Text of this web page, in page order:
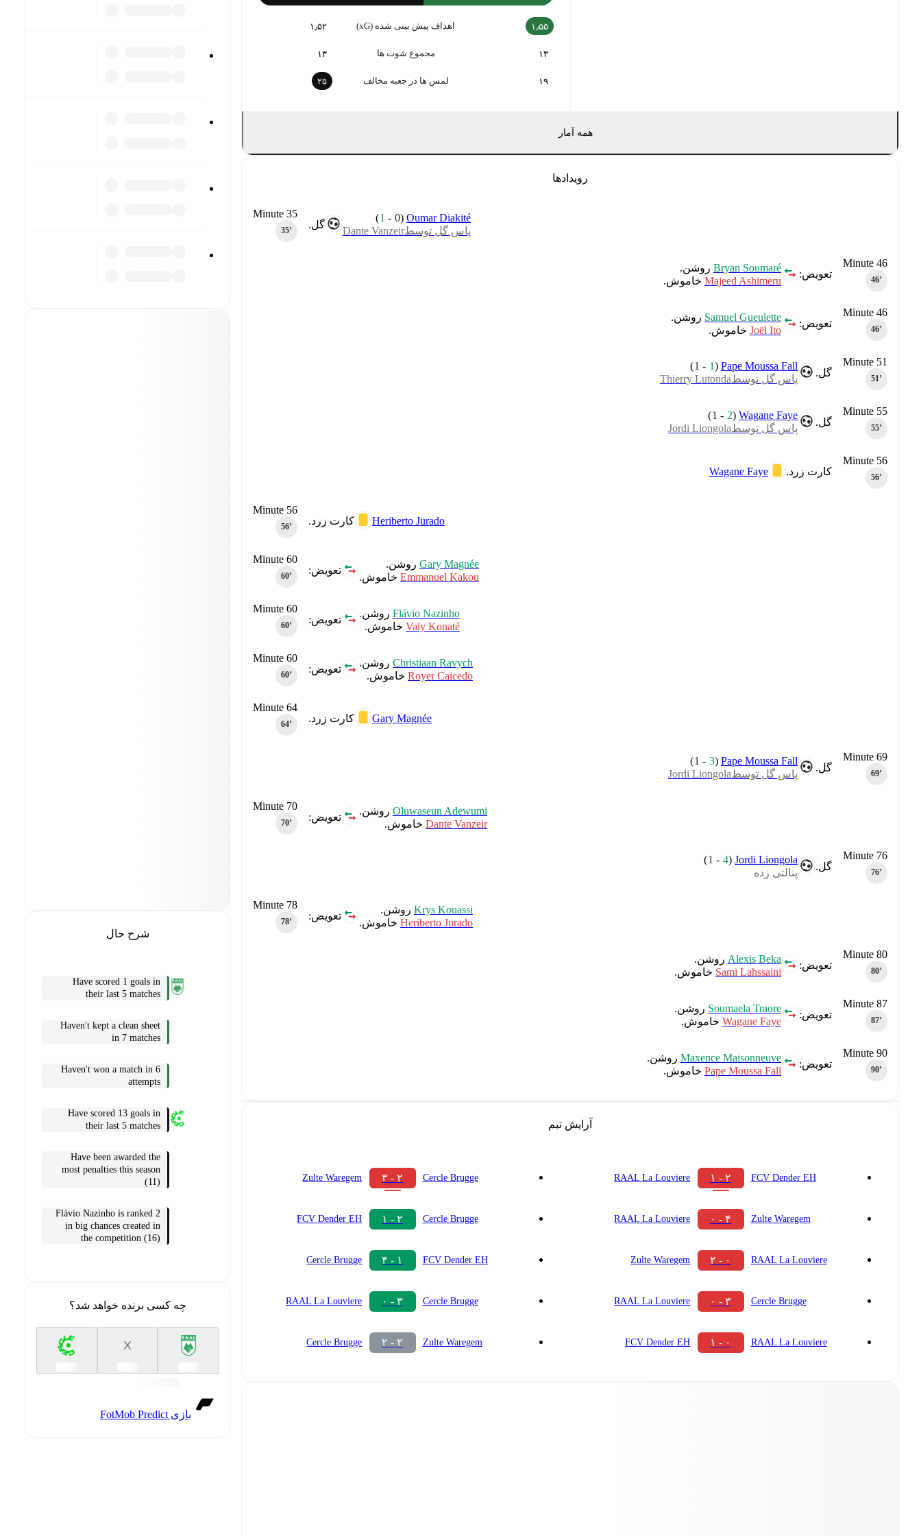
اهداف پیش بینی شده (xG) ۱٫۵۵ ۱٫۵۲
مجموع شوت ها ۱۳ ۱۳
لمس ها در جعبه مخالف ۱۹ ۲۵
همه آمار
رویدادها
Minute 35
35‎’‎ گل.
Oumar Diakité
(
0
-
1
)
پاس گل توسطDante Vanzeir
تعویض:
Bryan Soumaré روشن.
Majeed Ashimeru خاموش.
Minute 46
46‎’‎
تعویض:
Samuel Gueulette روشن.
Joël Ito خاموش.
Minute 46
46‎’‎
گل.
Pape Moussa Fall
(
1
-
1
)
پاس گل توسطThierry Lutonda
Minute 51
51‎’‎
گل.
Wagane Faye
(
2
-
1
)
پاس گل توسطJordi Liongola
Minute 55
55‎’‎
کارت زرد. Wagane Faye
Minute 56
56‎’‎
Minute 56
56‎’‎ کارت زرد. Heriberto Jurado
Minute 60
60‎’‎ تعویض:
Gary Magnée روشن.
Emmanuel Kakou خاموش.
Minute 60
60‎’‎ تعویض:
Flávio Nazinho روشن.
Valy Konaté خاموش.
Minute 60
60‎’‎ تعویض:
Christiaan Ravych روشن.
Royer Caicedo خاموش.
Minute 64
64‎’‎ کارت زرد. Gary Magnée
گل.
Pape Moussa Fall
(
3
-
1
)
پاس گل توسطJordi Liongola
Minute 69
69‎’‎
Minute 70
70‎’‎ تعویض:
Oluwaseun Adewumi روشن.
Dante Vanzeir خاموش.
گل.
Jordi Liongola
(
4
-
1
)
پنالتی زده
Minute 76
76‎’‎
Minute 78
78‎’‎ تعویض:
Krys Kouassi روشن.
Heriberto Jurado خاموش.
تعویض:
Alexis Beka روشن.
Sami Lahssaini خاموش.
Minute 80
80‎’‎
تعویض:
Soumaela Traore روشن.
Wagane Faye خاموش.
Minute 87
87‎’‎
تعویض:
Maxence Maisonneuve روشن.
Pape Moussa Fall خاموش.
Minute 90
90‎’‎
آرایش تیم
FCV Dender EH ۲ - ۱ RAAL La Louviere
Zulte Waregem ۴ - ۰ RAAL La Louviere
RAAL La Louviere ۰ - ۲ Zulte Waregem
Cercle Brugge ۳ - ۰ RAAL La Louviere
RAAL La Louviere ۰ - ۱ FCV Dender EH
Cercle Brugge ۲ - ۳ Zulte Waregem
Cercle Brugge ۲ - ۱ FCV Dender EH
FCV Dender EH ۱ - ۴ Cercle Brugge
Cercle Brugge ۳ - ۰ RAAL La Louviere
Zulte Waregem ۲ - ۲ Cercle Brugge
شرح حال
Have scored 1 goals in
their last 5 matches
Haven't kept a clean sheet
in 7 matches
Haven't won a match in 6
attempts
Have scored 13 goals in
their last 5 matches
Have been awarded the
most penalties this season
(11)
Flávio Nazinho is ranked 2
in big chances created in
the competition (16)
چه کسی برنده خواهد شد؟
X
بازی FotMob Predict